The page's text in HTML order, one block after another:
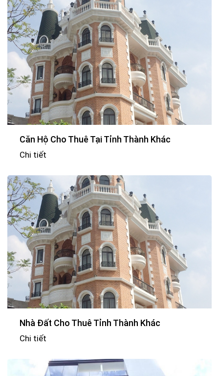
Căn Hộ Cho Thuê Tại Tỉnh Thành Khác
Chi tiết
Nhà Đất Cho Thuê Tỉnh Thành Khác
Chi tiết